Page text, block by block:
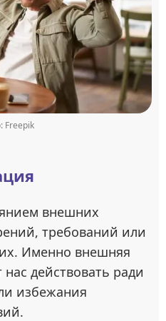
Freepik
внешних
требований или
Именно внешняя
действовать ради
избежания